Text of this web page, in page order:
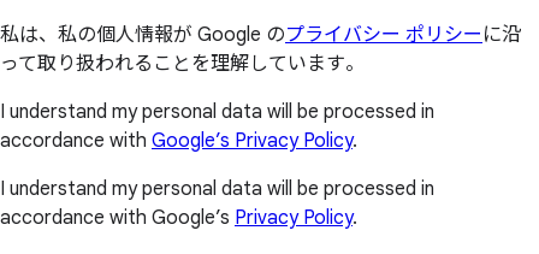
私は、私の個人情報が Google のプライバシー ポリシー に沿
って取り扱われることを理解しています。
I understand my personal data will be processed in
accordance with Google’s Privacy Policy.
I understand my personal data will be processed in
accordance with Google’s Privacy Policy.